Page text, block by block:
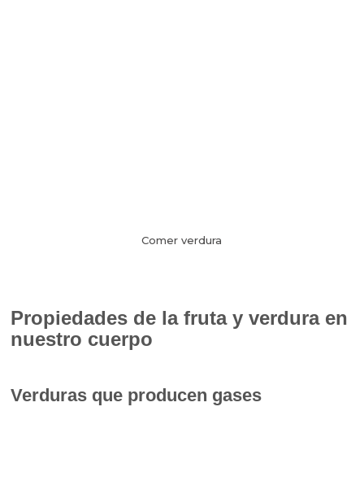
Comer verdura
Propiedades de la fruta y verdura en
nuestro cuerpo
Verduras que producen gases